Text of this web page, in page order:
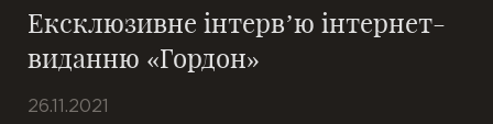
Ексклюзивне інтерв’ю інтернет-
виданню «Гордон»
26.11.2021